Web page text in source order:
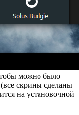
можно было
(все скрины сделаны
на установочной